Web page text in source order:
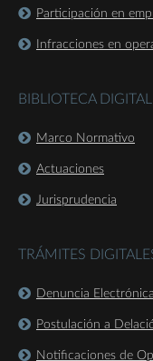
Participación en
Infracciones en
BIBLIOTECA DIGITAL
Marco Normativo
Actuaciones
Jurisprudencia
TRÁMITES
Denuncia Electrónica
Postulación a
Notificaciones de